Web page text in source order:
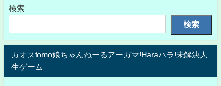
検索
検索
カオスtomo娘ちゃんねーるアーガマ!Haraハラ!未解決人
生ゲーム